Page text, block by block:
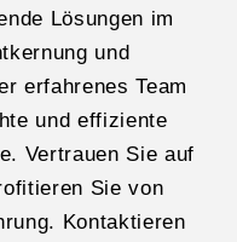
Lösungen im
und
erfahrenes Team
und effiziente
Vertrauen Sie auf
Sie von
Kontaktieren